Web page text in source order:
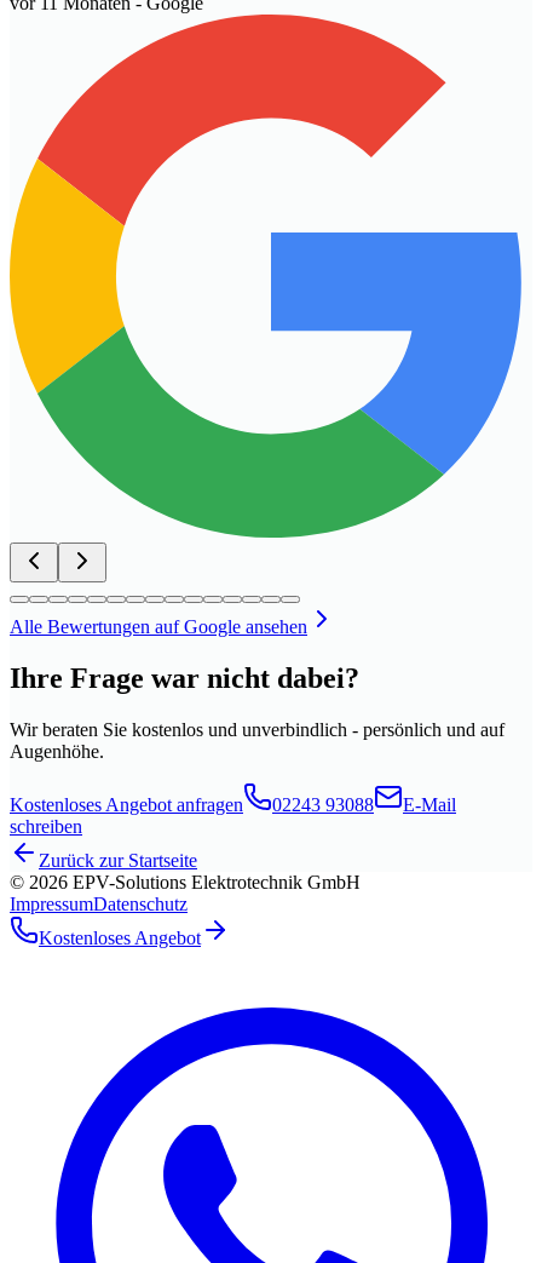
Alle Bewertungen auf Google ansehen
Ihre Frage war nicht dabei?
Wir beraten Sie kostenlos und unverbindlich - persönlich und auf
Augenhöhe.
Kostenloses Angebot anfragen 02243 93088
E-Mail
schreiben
Zurück zur Startseite
© 2026 EPV-Solutions Elektrotechnik GmbH
ImpressumDatenschutz
Kostenloses Angebot